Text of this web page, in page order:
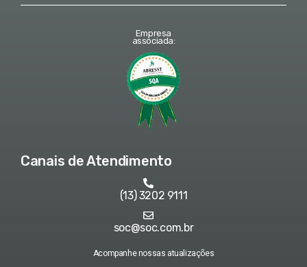
Empresa
associada:
Canais de Atendimento
(13) 3202 9111
soc@soc.com.br
Acompanhe nossas atualizações